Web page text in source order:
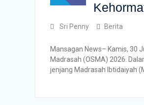
Sri Penny Berita
Mansagan News– Kamis, 30
Madrasah (OSMA) 2026.
jenjang Madrasah Ibtidaiyah